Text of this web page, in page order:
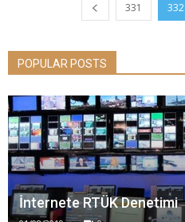
331 332
POPULAR POSTS
İnternete RTÜK Denetimi